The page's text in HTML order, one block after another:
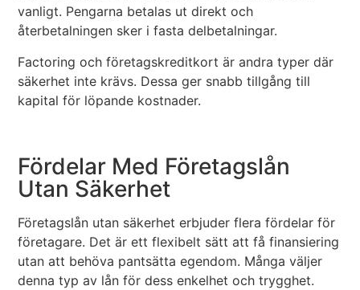
vanligt. Pengarna betalas ut direkt och
återbetalningen sker i fasta delbetalningar.
Factoring och företagskreditkort är andra typer där
säkerhet inte krävs. Dessa ger snabb tillgång till
kapital för löpande kostnader.
Fördelar Med Företagslån
Utan Säkerhet
Företagslån utan säkerhet erbjuder flera fördelar för
företagare. Det är ett flexibelt sätt att få finansiering
utan att behöva pantsätta egendom. Många väljer
denna typ av lån för dess enkelhet och trygghet.